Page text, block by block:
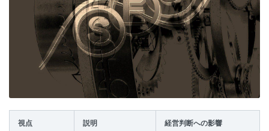
視点 説明 経営判断への影響